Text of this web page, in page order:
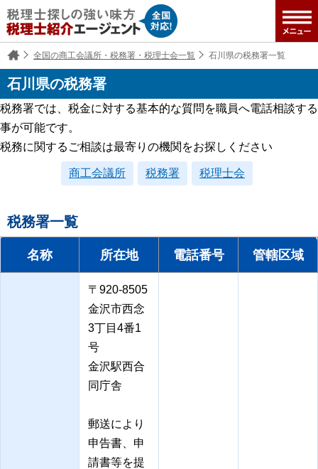
全国の商工会議所・税務署・税理士会一覧 石川県の税務署一覧
石川県の税務署
税務署では、税金に対する基本的な質問を職員へ電話相談する
事が可能です。
税務に関するご相談は最寄りの機関をお探しください
商工会議所 税務署 税理士会
税務署一覧
名称 所在地 電話番号 管轄区域
〒920-8505
金沢市西念
3丁目4番1
号
金沢駅西合
同庁舎
郵送により
申告書、申
請書等を提